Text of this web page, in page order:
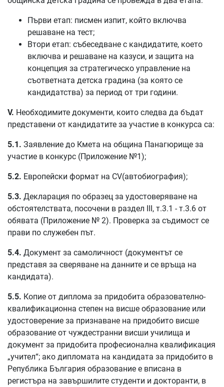
Първи етап: писмен изпит, който включва
решаване на тест;
Втори етап: събеседване с кандидатите, което
включва и решаване на казуси, и защита на
концепция за стратегическо управление на
съответната детска градина (за която се
кандидатства) за период от три години.
V. Необходимите документи, които следва да бъдат
представени от кандидатите за участие в конкурса са:
5.1. Заявление до Кмета на община Панагюрище за
участие в конкурс (Приложение №1);
5.2. Европейски формат на CV(автобиография);
5.3. Декларация по образец за удостоверяване на
обстоятелствата, посочени в раздел III, т.3.1 - т.3.6 от
обявата (Приложение № 2). Проверка за съдимост се
прави по служебен път.
5.4. Документ за самоличност (документът се
представя за сверяване на данните и се връща на
кандидата).
5.5. Копие от диплома за придобита образователно-
квалификационна степен на висше образование или
удостоверение за признаване на придобито висше
образование от чуждестранни висши училища и
документ за придобита професионална квалификация
„учител“; ако дипломата на кандидата за придобито в
Република България образование е вписана в
регистъра на завършилите студенти и докторанти, в